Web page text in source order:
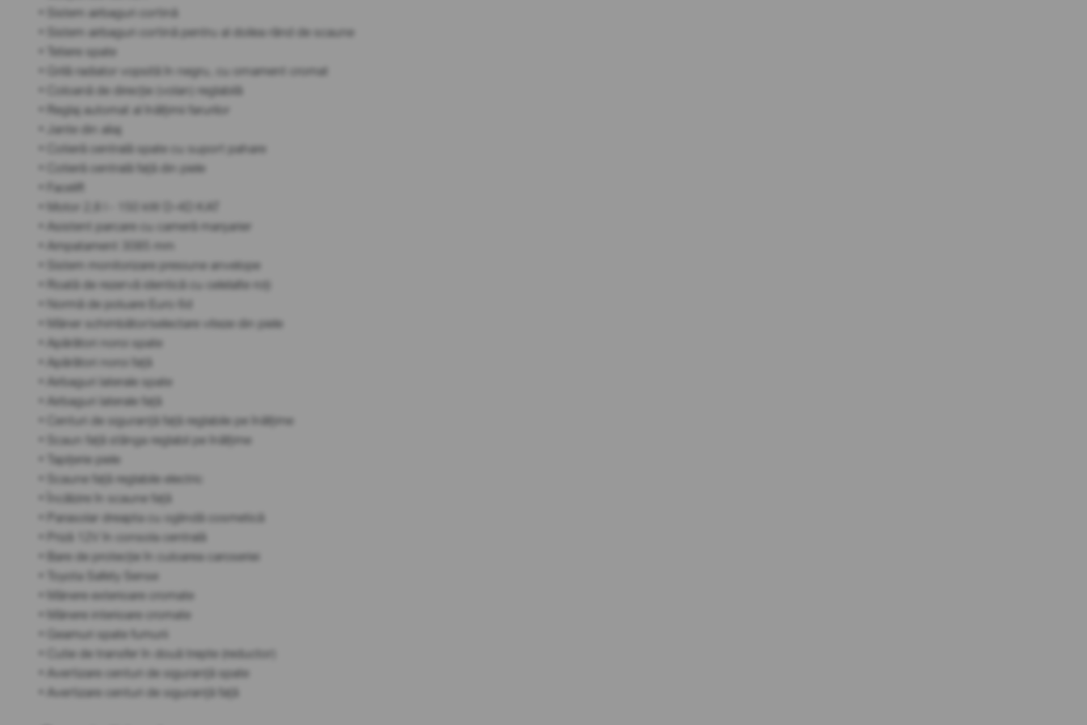
• Sistem airbaguri cortină
• Sistem airbaguri cortină pentru al doilea rând de scaune
• Tetiere spate
• Grilă radiator vopsită în negru, cu ornament cromat
• Coloană de direcție (volan) reglabilă
• Reglaj automat al înălțimii farurilor
• Jante din aliaj
• Cotieră centrală spate cu suport pahare
• Cotieră centrală față din piele
• Facelift
• Motor 2,8 l - 150 kW D-4D KAT
• Asistent parcare cu cameră marșarier
• Ampatament 3085 mm
• Sistem monitorizare presiune anvelope
• Roată de rezervă identică cu celelalte roți
• Normă de poluare Euro 6d
• Mâner schimbător/selectare viteze din piele
• Apărători noroi spate
• Apărători noroi față
• Airbaguri laterale spate
• Airbaguri laterale față
• Centuri de siguranță față reglabile pe înălțime
• Scaun față stânga reglabil pe înălțime
• Tapițerie piele
• Scaune față reglabile electric
• Încălzire în scaune față
• Parasolar dreapta cu oglindă cosmetică
• Priză 12V în consola centrală
• Bare de protecție în culoarea caroseriei
• Toyota Safety Sense
• Mânere exterioare cromate
• Mânere interioare cromate
• Geamuri spate fumurii
• Cutie de transfer în două trepte (reductor)
• Avertizare centuri de siguranță spate
• Avertizare centuri de siguranță față